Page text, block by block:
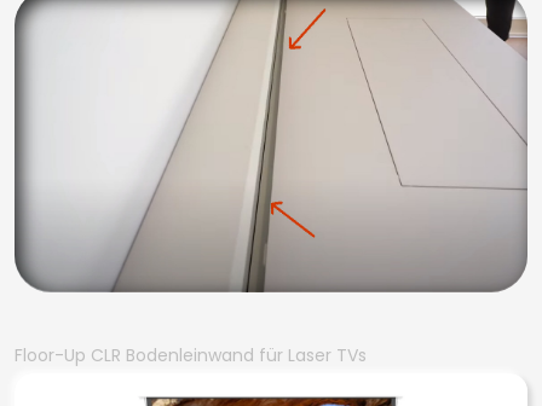
Floor-Up CLR Bodenleinwand für Laser TVs